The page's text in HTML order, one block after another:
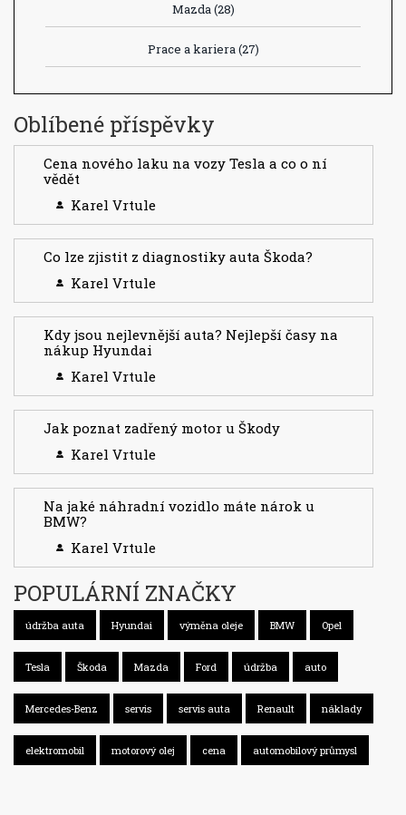
Mazda(28)
Prace a kariera(27)
Oblíbené příspěvky
Cena nového laku na vozy Tesla a co o ní
vědět
Karel Vrtule
Co lze zjistit z diagnostiky auta Škoda?
Karel Vrtule
Kdy jsou nejlevnější auta? Nejlepší časy na
nákup Hyundai
Karel Vrtule
Jak poznat zadřený motor u Škody
Karel Vrtule
Na jaké náhradní vozidlo máte nárok u
BMW?
Karel Vrtule
POPULÁRNÍ ZNAČKY
údržba auta Hyundai výměna oleje BMW Opel
Tesla Škoda Mazda Ford údržba auto
Mercedes-Benz servis servis auta Renault náklady
elektromobil motorový olej cena automobilový průmysl